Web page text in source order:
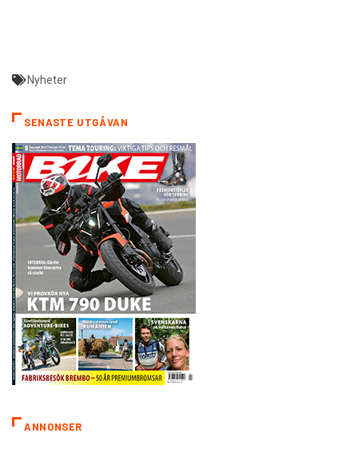
Nyheter
SENASTE UTGÅVAN
ANNONSER